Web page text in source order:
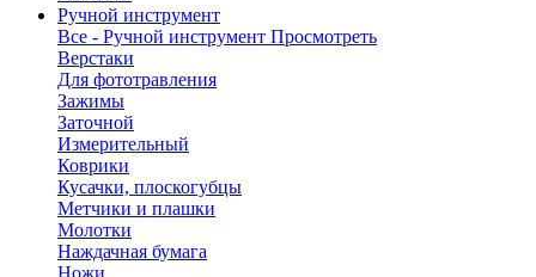
Ручной инструмент
Все - Ручной инструмент Просмотреть
Верстаки
Для фототравления
Зажимы
Заточной
Измерительный
Коврики
Кусачки, плоскогубцы
Метчики и плашки
Молотки
Наждачная бумага
Ножи